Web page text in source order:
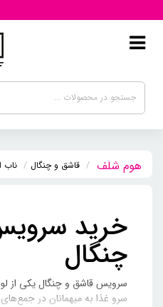
قاشق و چنگال ناب
خرید
چنگال
سرویس قاشق و چنگال یکی از
سرو غذا به میهمانان در